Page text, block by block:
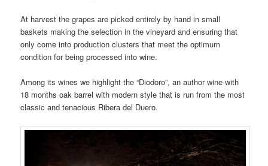
At harvest the grapes are picked entirely by hand in small
baskets making the selection in the vineyard and ensuring that
only come into production clusters that meet the optimum
condition for being processed into wine.
Among its wines we highlight the “Diodoro”, an author wine with
18 months oak barrel with modern style that is run from the most
classic and tenacious Ribera del Duero.